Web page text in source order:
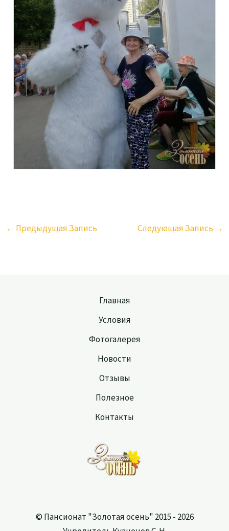
← Предыдущая Запись Следующая Запись →
Главная
Условия
Фотогалерея
Новости
Отзывы
Полезное
Контакты
© Пансионат "Золотая осень" 2015 - 2026